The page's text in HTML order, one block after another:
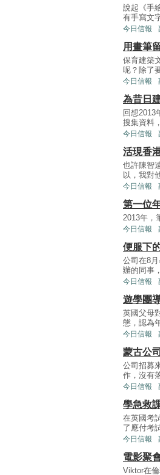
說起《手
有手寫文
今日信報
用畫筆
保育建築
呢？除了
今日信報
為昔日
回想2013
搜集資料
今日信報
活現香
也許陳智
以，我對
今日信報
第一位
2013年，
今日信報
便服下
公司在8
辦的同事
今日信報
遊學團
英國父母
態，認為
今日信報
蒙古公
公司招募
作，沒有
今日信報
學急救
在英國考
了應付考
今日信報
電影聚
Viktor在